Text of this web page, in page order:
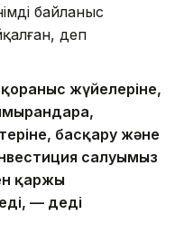
байланыс
деп
жүйелеріне,
басқару және
салуымыз
қаржы
— деді